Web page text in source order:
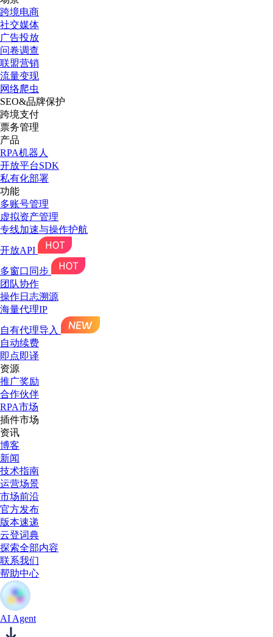
跨境电商
社交媒体
广告投放
问卷调查
联盟营销
流量变现
网络爬虫
SEO&品牌保护
跨境支付
票务管理
产品
RPA机器人
开放平台SDK
私有化部署
功能
多账号管理
虚拟资产管理
专线加速与操作护航
开放API
多窗口同步
团队协作
操作日志溯源
海量代理IP
自有代理导入
自动续费
即点即译
资源
推广奖励
合作伙伴
RPA市场
插件市场
资讯
博客
新闻
技术指南
运营场景
市场前沿
官方发布
版本速递
云登词典
探索全部内容
联系我们
帮助中心
AI Agent